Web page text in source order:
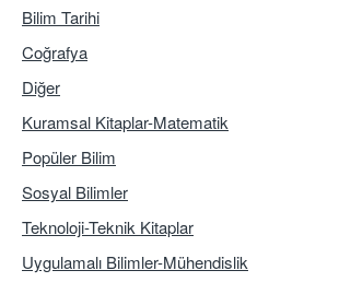
Bilim Tarihi
Coğrafya
Diğer
Kuramsal Kitaplar-Matematik
Popüler Bilim
Sosyal Bilimler
Teknoloji-Teknik Kitaplar
Uygulamalı Bilimler-Mühendislik